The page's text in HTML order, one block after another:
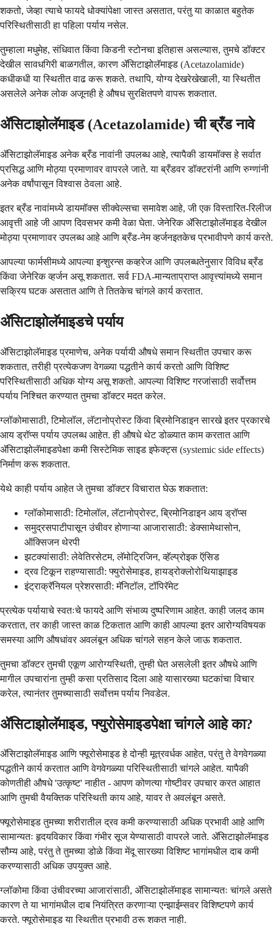
शकतो, जेव्हा त्याचे फायदे धोक्यांपेक्षा जास्त असतात, परंतु या काळात बहुतेक
परिस्थितीसाठी हा पहिला पर्याय नसेल.
तुम्हाला मधुमेह, संधिवात किंवा किडनी स्टोनचा इतिहास असल्यास, तुमचे डॉक्टर
देखील सावधगिरी बाळगतील, कारण ॲसिटाझोलॅमाइड (Acetazolamide)
कधीकधी या स्थितीत वाढ करू शकते. तथापि, योग्य देखरेखेखाली, या स्थितीत
असलेले अनेक लोक अजूनही हे औषध सुरक्षितपणे वापरू शकतात.
ॲसिटाझोलॅमाइड (Acetazolamide) ची ब्रँड नावे
ॲसिटाझोलॅमाइड अनेक ब्रँड नावांनी उपलब्ध आहे, त्यापैकी डायमॉक्स हे सर्वात
प्रसिद्ध आणि मोठ्या प्रमाणावर वापरले जाते. या ब्रँडवर डॉक्टरांनी आणि रुग्णांनी
अनेक वर्षांपासून विश्वास ठेवला आहे.
इतर ब्रँड नावांमध्ये डायमॉक्स सीक्वेल्सचा समावेश आहे, जी एक विस्तारित-रिलीज
आवृत्ती आहे जी आपण दिवसभर कमी वेळा घेता. जेनेरिक ॲसिटाझोलॅमाइड देखील
मोठ्या प्रमाणावर उपलब्ध आहे आणि ब्रँड-नेम व्हर्जनइतकेच प्रभावीपणे कार्य करते.
आपल्या फार्मसीमध्ये आपल्या इन्शुरन्स कव्हरेज आणि उपलब्धतेनुसार विविध ब्रँड
किंवा जेनेरिक व्हर्जन असू शकतात. सर्व FDA-मान्यताप्राप्त आवृत्त्यांमध्ये समान
सक्रिय घटक असतात आणि ते तितकेच चांगले कार्य करतात.
ॲसिटाझोलॅमाइडचे पर्याय
ॲसिटाझोलॅमाइड प्रमाणेच, अनेक पर्यायी औषधे समान स्थितीत उपचार करू
शकतात, तरीही प्रत्येकजण वेगळ्या पद्धतीने कार्य करतो आणि विशिष्ट
परिस्थितीसाठी अधिक योग्य असू शकतो. आपल्या विशिष्ट गरजांसाठी सर्वोत्तम
पर्याय निश्चित करण्यात तुमचा डॉक्टर मदत करेल.
ग्लॉकोमासाठी, टिमोलॉल, लॅटानोप्रोस्ट किंवा ब्रिमोनिडाइन सारखे इतर प्रकारचे
आय ड्रॉप्स पर्याय उपलब्ध आहेत. ही औषधे थेट डोळ्यात काम करतात आणि
ॲसिटाझोलॅमाइडपेक्षा कमी सिस्टेमिक साइड इफेक्ट्स (systemic side effects)
निर्माण करू शकतात.
येथे काही पर्याय आहेत जे तुमचा डॉक्टर विचारात घेऊ शकतात:
ग्लॉकोमासाठी: टिमोलॉल, लॅटानोप्रोस्ट, ब्रिमोनिडाइन आय ड्रॉप्स
समुद्रसपाटीपासून उंचीवर होणाऱ्या आजारासाठी: डेक्सामेथासोन,
ऑक्सिजन थेरपी
झटक्यांसाठी: लेवेतिरसेटम, लॅमोट्रिजिन, व्हॅल्प्रोइक ऍसिड
द्रव टिकून राहण्यासाठी: फ्युरोसेमाइड, हायड्रोक्लोरोथियाझाइड
इंट्राक्रॅनियल प्रेशरसाठी: मॅनिटॉल, टॉपिरॅमेट
प्रत्येक पर्यायाचे स्वतःचे फायदे आणि संभाव्य दुष्परिणाम आहेत. काही जलद काम
करतात, तर काही जास्त काळ टिकतात आणि काही आपल्या इतर आरोग्यविषयक
समस्या आणि औषधांवर अवलंबून अधिक चांगले सहन केले जाऊ शकतात.
तुमचा डॉक्टर तुमची एकूण आरोग्यस्थिती, तुम्ही घेत असलेली इतर औषधे आणि
मागील उपचारांना तुम्ही कसा प्रतिसाद दिला आहे यासारख्या घटकांचा विचार
करेल, त्यानंतर तुमच्यासाठी सर्वोत्तम पर्याय निवडेल.
ॲसिटाझोलॅमाइड, फ्युरोसेमाइडपेक्षा चांगले आहे का?
ॲसिटाझोलॅमाइड आणि फ्यूरोसेमाइड हे दोन्ही मूत्रवर्धक आहेत, परंतु ते वेगवेगळ्या
पद्धतीने कार्य करतात आणि वेगवेगळ्या परिस्थितीसाठी चांगले आहेत. यापैकी
कोणतीही औषधे 'उत्कृष्ट' नाहीत - आपण कोणत्या गोष्टीवर उपचार करत आहात
आणि तुमची वैयक्तिक परिस्थिती काय आहे, यावर ते अवलंबून असते.
फ्यूरोसेमाइड तुमच्या शरीरातील द्रव कमी करण्यासाठी अधिक प्रभावी आहे आणि
सामान्यतः हृदयविकार किंवा गंभीर सूज येण्यासाठी वापरले जाते. ॲसिटाझोलॅमाइड
सौम्य आहे, परंतु ते तुमच्या डोळे किंवा मेंदू सारख्या विशिष्ट भागांमधील दाब कमी
करण्यासाठी अधिक उपयुक्त आहे.
ग्लॉकोमा किंवा उंचीवरच्या आजारांसाठी, ॲसिटाझोलॅमाइड सामान्यतः चांगले असते
कारण ते या भागांमधील दाब नियंत्रित करणाऱ्या एन्झाईम्सवर विशिष्टपणे कार्य
करते. फ्यूरोसेमाइड या स्थितीत प्रभावी ठरू शकत नाही.